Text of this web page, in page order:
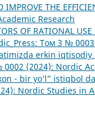
IMPROVE THE
Research
OF RATIONAL USE
Том 3 №
erkin
(2024): Nordic
- bir yo‘l” istiqbol
Nordic Studies in